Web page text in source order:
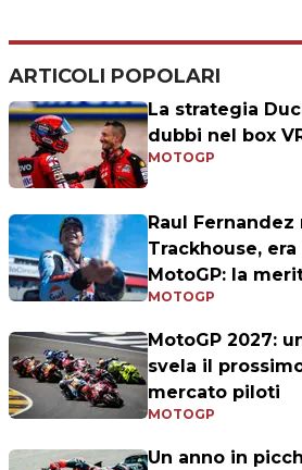
ARTICOLI POPOLARI
La strategia
dubbi nel box
MOTOGP
Raul
Trackhouse,
MotoGP: la
MOTOGP
MotoGP 2027:
svela il
mercato piloti
MOTOGP
Un anno in